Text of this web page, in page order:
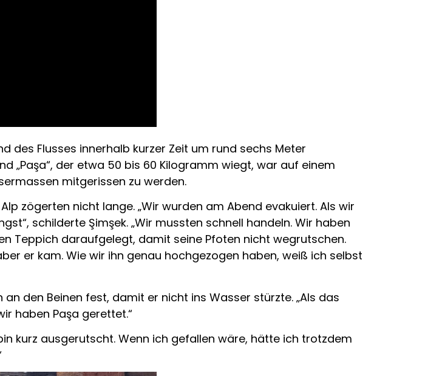
des Flusses innerhalb kurzer Zeit um rund sechs Meter
„Paşa“, der etwa 50 bis 60 Kilogramm wiegt, war auf einem
mitgerissen zu werden.
zögerten nicht lange. „Wir wurden am Abend evakuiert. Als wir
schilderte Şimşek. „Wir mussten schnell handeln. Wir haben
Teppich daraufgelegt, damit seine Pfoten nicht wegrutschen.
er kam. Wie wir ihn genau hochgezogen haben, weiß ich selbst
den Beinen fest, damit er nicht ins Wasser stürzte. „Als das
haben Paşa gerettet.“
kurz ausgerutscht. Wenn ich gefallen wäre, hätte ich trotzdem